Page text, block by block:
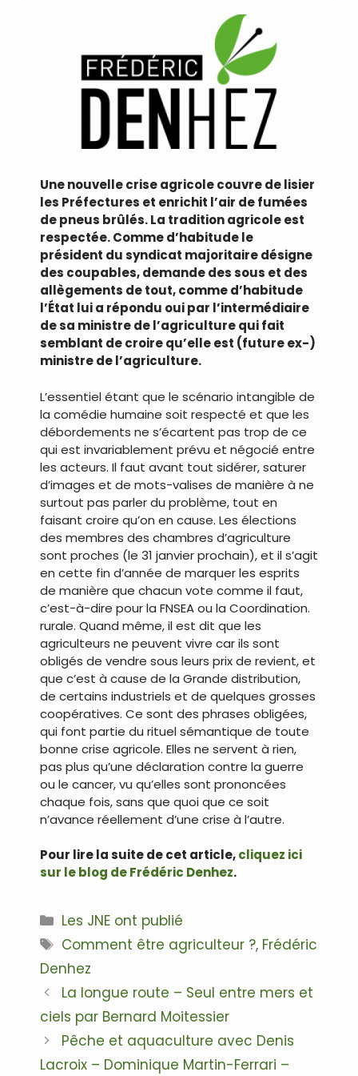
Une nouvelle crise agricole couvre de lisier
les Préfectures et enrichit l’air de fumées
de pneus brûlés. La tradition agricole est
respectée. Comme d’habitude le
président du syndicat majoritaire désigne
des coupables, demande des sous et des
allègements de tout, comme d’habitude
l’État lui a répondu oui par l’intermédiaire
de sa ministre de l’agriculture qui fait
semblant de croire qu’elle est (future ex-)
ministre de l’agriculture.
L’essentiel étant que le scénario intangible de
la comédie humaine soit respecté et que les
débordements ne s’écartent pas trop de ce
qui est invariablement prévu et négocié entre
les acteurs. Il faut avant tout sidérer, saturer
d’images et de mots-valises de manière à ne
surtout pas parler du problème, tout en
faisant croire qu’on en cause. Les élections
des membres des chambres d’agriculture
sont proches (le 31 janvier prochain), et il s’agit
en cette fin d’année de marquer les esprits
de manière que chacun vote comme il faut,
c’est-à-dire pour la FNSEA ou la Coordination.
rurale. Quand même, il est dit que les
agriculteurs ne peuvent vivre car ils sont
obligés de vendre sous leurs prix de revient, et
que c’est à cause de la Grande distribution,
de certains industriels et de quelques grosses
coopératives. Ce sont des phrases obligées,
qui font partie du rituel sémantique de toute
bonne crise agricole. Elles ne servent à rien,
pas plus qu’une déclaration contre la guerre
ou le cancer, vu qu’elles sont prononcées
chaque fois, sans que quoi que ce soit
n’avance réellement d’une crise à l’autre.
Pour lire la suite de cet article,cliquez ici
sur le blog de Frédéric Denhez.
Catégories
Les JNE ont publié
Étiquettes
Comment être agriculteur ?, Frédéric
Denhez
Navigation
des
articles
La longue route – Seul entre mers et
ciels par Bernard Moitessier
Pêche et aquaculture avec Denis
Lacroix – Dominique Martin-Ferrari –